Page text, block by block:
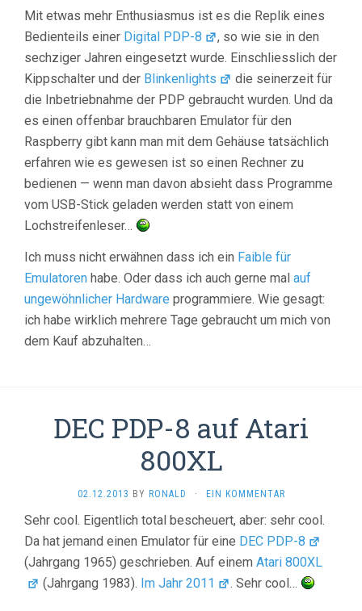
Mit etwas mehr Enthusiasmus ist es die Replik eines
Bedienteils einer Digital PDP-8
, so wie sie in den
sechziger Jahren eingesetzt wurde. Einschliesslich der
Kippschalter und der Blinkenlights
die seinerzeit für
die Inbetriebnahme der PDP gebraucht wurden. Und da
es einen offenbar brauchbaren Emulator für den
Raspberry gibt kann man mit dem Gehäuse tatsächlich
erfahren wie es gewesen ist so einen Rechner zu
bedienen — wenn man davon absieht dass Programme
vom USB-Stick geladen werden statt von einem
Lochstreifenleser…
Ich muss nicht erwähnen dass ich ein Faible für
Emulatoren habe. Oder dass ich auch gerne mal auf
ungewöhnlicher Hardware programmiere. Wie gesagt:
ich habe wirklich mehrere Tage gebraucht um mich von
dem Kauf abzuhalten…
DEC PDP-8 auf Atari
800XL
02.12.2013 BY RONALD · EIN KOMMENTAR
Sehr cool. Eigentlich total bescheuert, aber: sehr cool.
Da hat jemand einen Emulator für eine DEC PDP-8
(Jahrgang 1965) geschrieben. Auf einem Atari 800XL
(Jahrgang 1983). Im Jahr 2011 . Sehr cool…